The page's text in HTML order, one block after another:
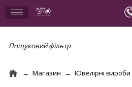
Пошуковий фільтр
Магазин Ювелірні вироби